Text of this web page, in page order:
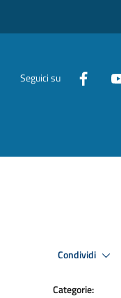
Seguici su
Condividi
Categorie: